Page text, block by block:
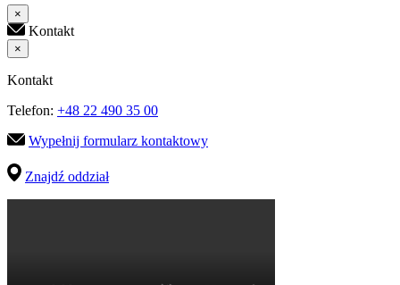
×
Kontakt
×
Kontakt
Telefon: +48 22 490 35 00
Wypełnij formularz kontaktowy
Znajdź oddział